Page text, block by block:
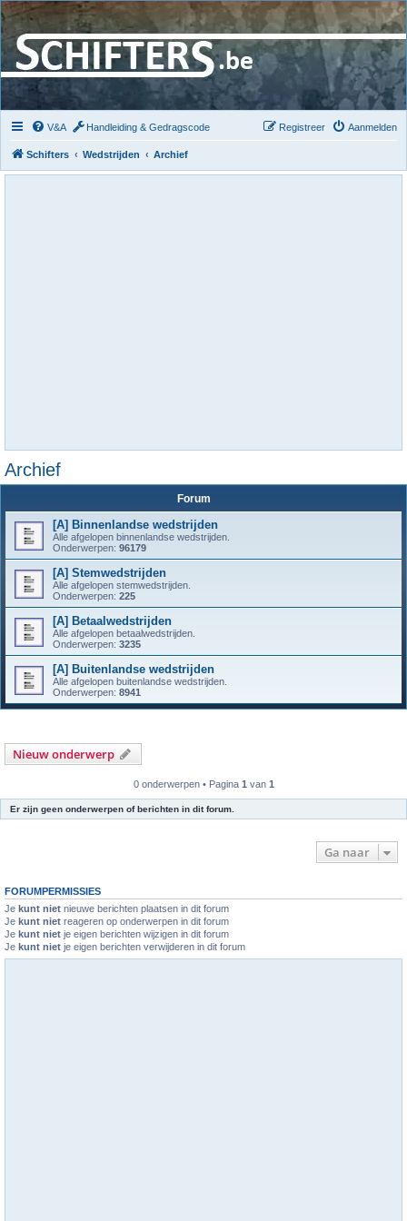
V&A Handleiding & Gedragscode Aanmelden
Registreer
Schifters Wedstrijden Archief
Archief
Forum
[A] Binnenlandse wedstrijden
Alle afgelopen binnenlandse wedstrijden.
Onderwerpen: 96179
[A] Stemwedstrijden
Alle afgelopen stemwedstrijden.
Onderwerpen: 225
[A] Betaalwedstrijden
Alle afgelopen betaalwedstrijden.
Onderwerpen: 3235
[A] Buitenlandse wedstrijden
Alle afgelopen buitenlandse wedstrijden.
Onderwerpen: 8941
Nieuw onderwerp
0 onderwerpen • Pagina 1 van 1
Er zijn geen onderwerpen of berichten in dit forum.
Ga naar
FORUMPERMISSIES
Je kunt niet nieuwe berichten plaatsen in dit forum
Je kunt niet reageren op onderwerpen in dit forum
Je kunt niet je eigen berichten wijzigen in dit forum
Je kunt niet je eigen berichten verwijderen in dit forum